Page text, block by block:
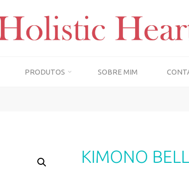
PRODUTOS SOBRE MIM
KIMONO